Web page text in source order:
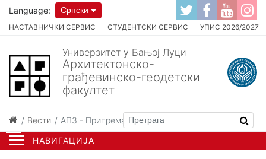
НАВИГАЦИЈА
НАСТАВНИЧКИ СЕРВИС СТУДЕНТСКИ СЕРВИС УПИС 2026/2027
Language: Српски
Универзитет у Бањој Луци
Архитектонско-
грађевинско-геодетски
факултет
Вести АП3 - Припрема за 6. час, 12.11.2019.